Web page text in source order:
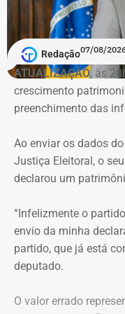
Imóvel de Eduardo
O apartamento que
tem cerca de 101
Baía de Guanabara.
A Caixa Econômica
deputado federal.
dias 5, 6 e 7 de
Redação07/08/
ATUALIZAÇÃO, às
crescimento
preenchimento das
Ao enviar os dados
Justiça Eleitoral, o
declarou um
“Infelizmente o
envio da minha
partido, que já está
deputado.
O valor errado